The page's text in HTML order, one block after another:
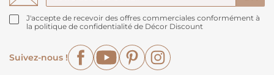
J'accepte de recevoir des offres commerciales conformément à
la politique de confidentialité de Décor Discount
Suivez-nous !
FacebookYouTubePinterest